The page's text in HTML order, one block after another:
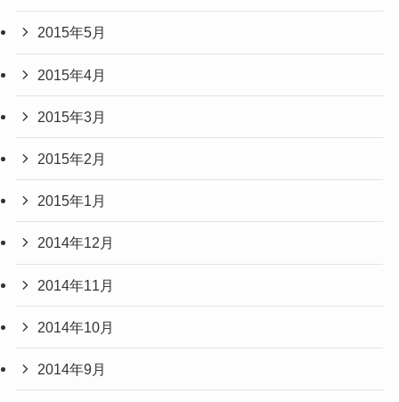
2015年5月
2015年4月
2015年3月
2015年2月
2015年1月
2014年12月
2014年11月
2014年10月
2014年9月